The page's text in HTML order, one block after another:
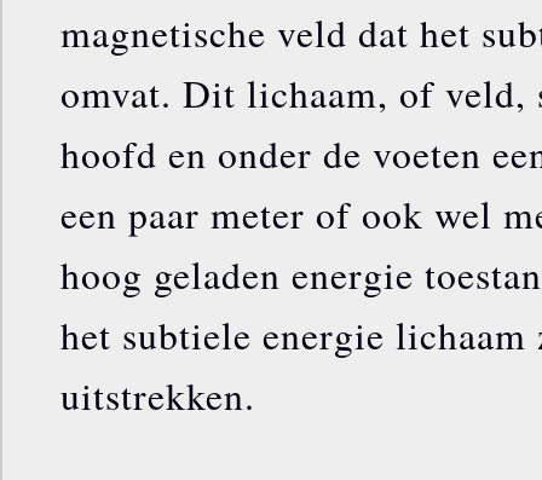
magnetische veld dat het
omvat. Dit lichaam, of veld,
hoofd en onder de voeten
een paar meter of ook wel
hoog geladen energie
het subtiele energie
uitstrekken.